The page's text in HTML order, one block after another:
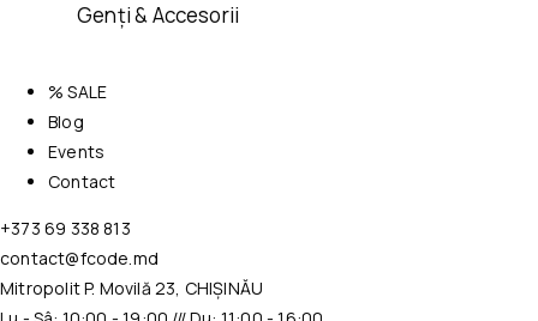
Genți & Accesorii
% SALE
Blog
Events
Contact
+373 69 338 813
contact@fcode.md
Mitropolit P. Movilă 23, CHIȘINĂU